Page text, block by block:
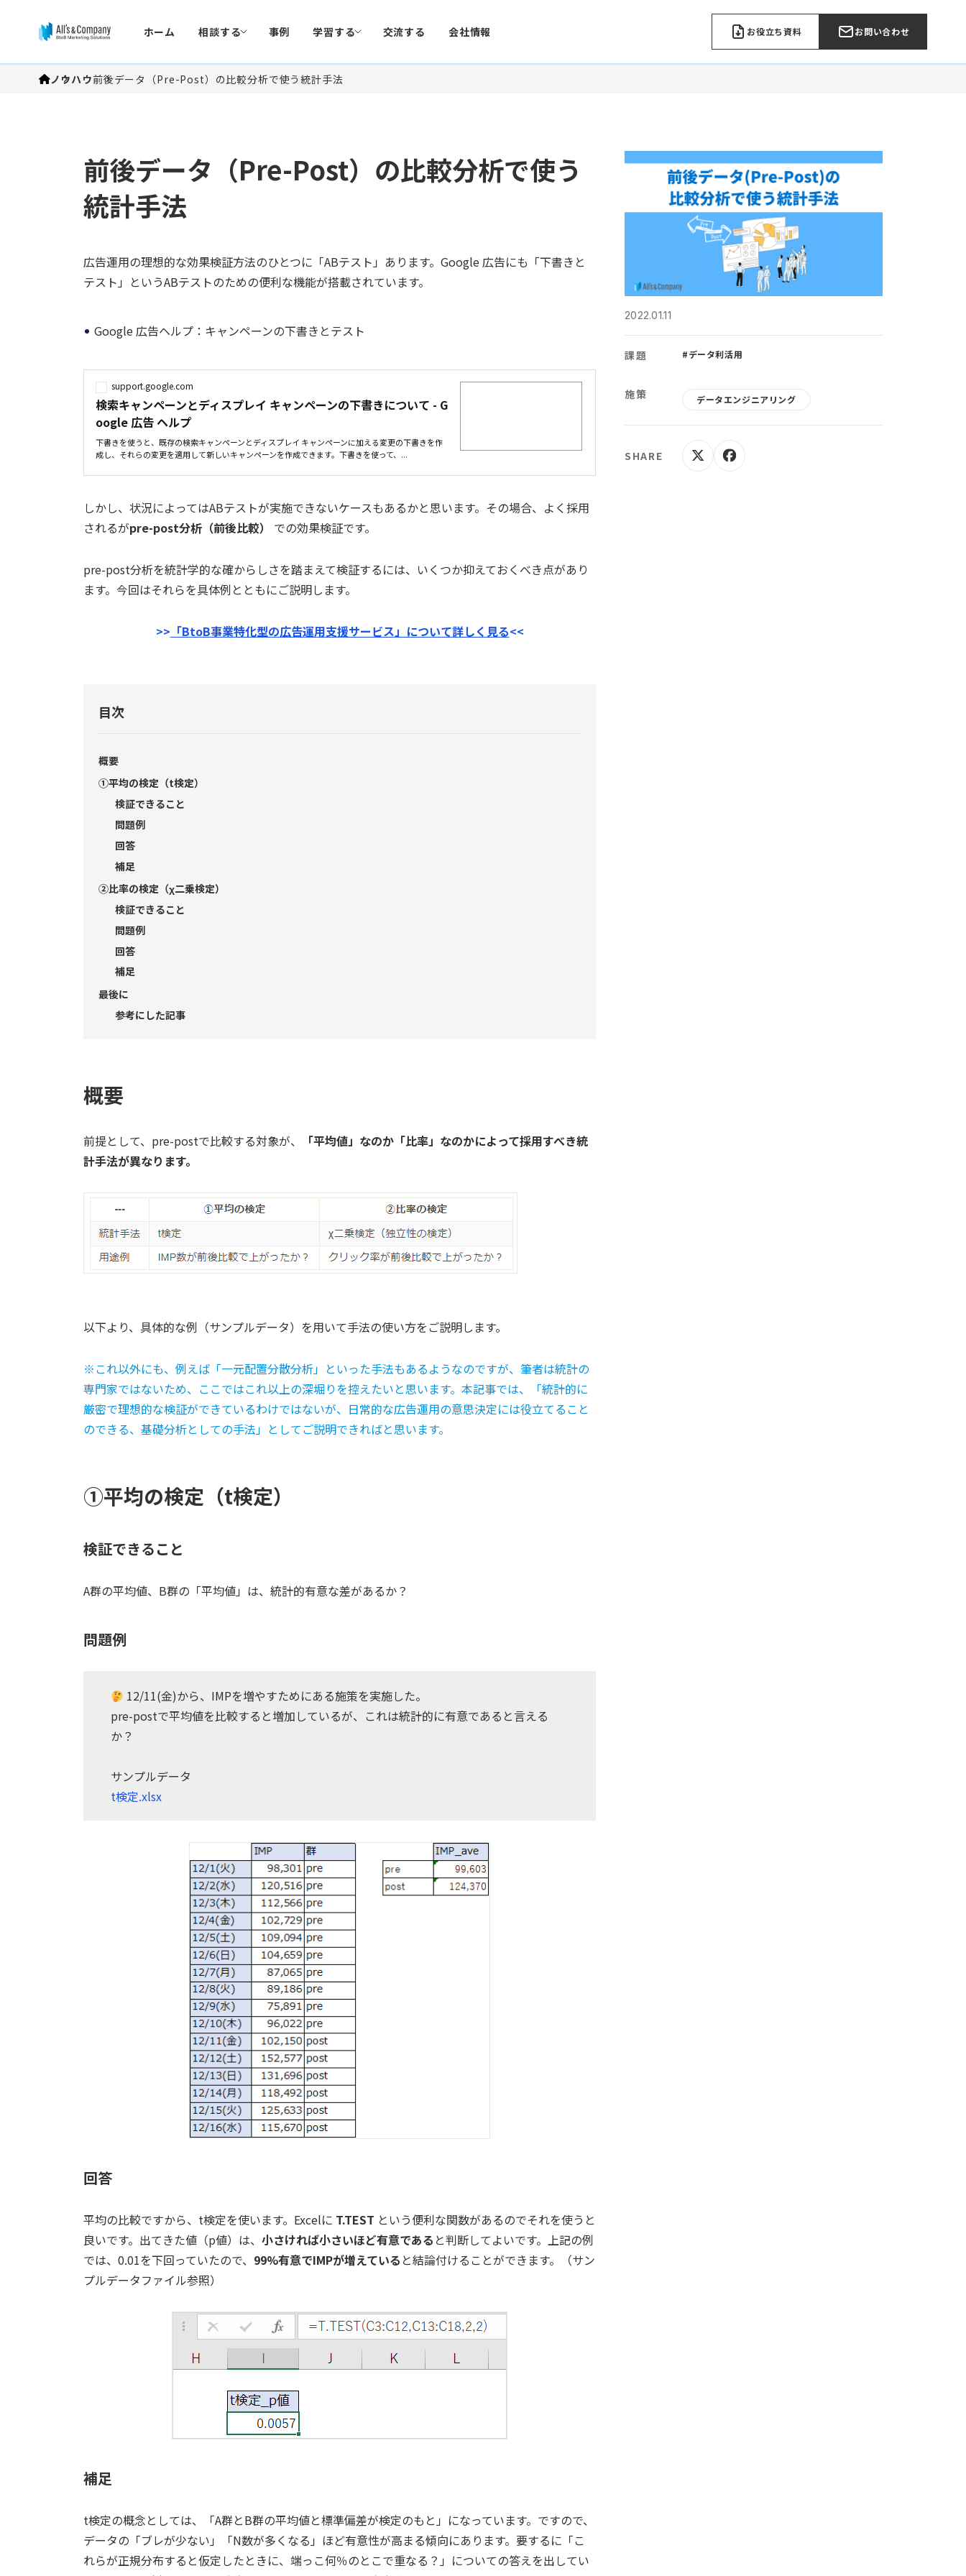
ホーム 相談する 事例 学習する 交流する 会社情報 お役立ち資料 お問い合わせ
ノウハウ前後データ（Pre-Post）の比較分析で使う統計手法
前後データ（Pre-Post）の比較分析で使う
統計手法
広告運用の理想的な効果検証方法のひとつに「ABテスト」あります。Google 広告にも「下書きと
テスト」というABテストのための便利な機能が搭載されています。
Google 広告ヘルプ：キャンペーンの下書きとテスト
support.google.com
検索キャンペーンとディスプレイ キャンペーンの下書きについて - G
oogle 広告 ヘルプ
下書きを使うと、既存の検索キャンペーンとディスプレイ キャンペーンに加える変更の下書きを作
成し、それらの変更を適用して新しいキャンペーンを作成できます。下書きを使って、...
しかし、状況によってはABテストが実施できないケースもあるかと思います。その場合、よく採用
されるがpre-post分析（前後比較） での効果検証です。
pre-post分析を統計学的な確からしさを踏まえて検証するには、いくつか抑えておくべき点があり
ます。今回はそれらを具体例とともにご説明します。
>> 「BtoB事業特化型の広告運用支援サービス」について詳しく見る<<
目次
概要
①平均の検定（t検定）
検証できること
問題例
回答
補足
②比率の検定（χ二乗検定）
検証できること
問題例
回答
補足
最後に
参考にした記事
概要
前提として、pre-postで比較する対象が、
「平均値」なのか「比率」なのかによって採用すべき統
計手法が異なります。
以下より、具体的な例（サンプルデータ）を用いて手法の使い方をご説明します。
※これ以外にも、例えば「一元配置分散分析」といった手法もあるようなのですが、筆者は統計の
専門家ではないため、ここではこれ以上の深堀りを控えたいと思います。本記事では、「統計的に
厳密で理想的な検証ができているわけではないが、日常的な広告運用の意思決定には役立てること
のできる、基礎分析としての手法」としてご説明できればと思います。
①平均の検定（t検定）
検証できること
A群の平均値、B群の「平均値」は、統計的有意な差があるか？
問題例
12/11(金)から、IMPを増やすためにある施策を実施した。
pre-postで平均値を比較すると増加しているが、これは統計的に有意であると言える
か？
サンプルデータ
t検定.xlsx
回答
平均の比較ですから、t検定を使います。Excelに T.TEST という便利な関数があるのでそれを使うと
良いです。出てきた値（p値）は、 小さければ小さいほど有意である と判断してよいです。上記の例
では、0.01を下回っていたので、 99%有意でIMPが増えている と結論付けることができます。（サン
プルデータファイル参照）
補足
t検定の概念としては、「A群とB群の平均値と標準偏差が検定のもと」になっています。ですので、
データの「ブレが少ない」「N数が多くなる」ほど有意性が高まる傾向にあります。要するに「こ
れらが正規分布すると仮定したときに、端っこ何％のとこで重なる？」についての答えを出してい
2022.01.11
課題 #データ利活用
施策 データエンジニアリング
SHARE